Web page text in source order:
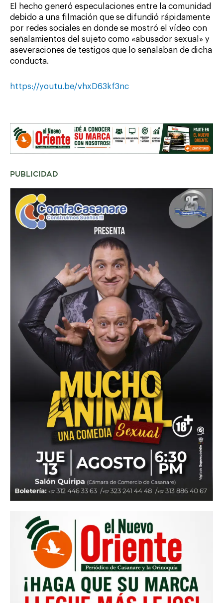
El hecho generó especulaciones entre la comunidad
debido a una filmación que se difundió rápidamente
por redes sociales en donde se mostró el vídeo con
señalamientos del sujeto como «abusador sexual» y
aseveraciones de testigos que lo señalaban de dicha
conducta.
https://youtu.be/vhxD63kf3nc
PUBLICIDAD